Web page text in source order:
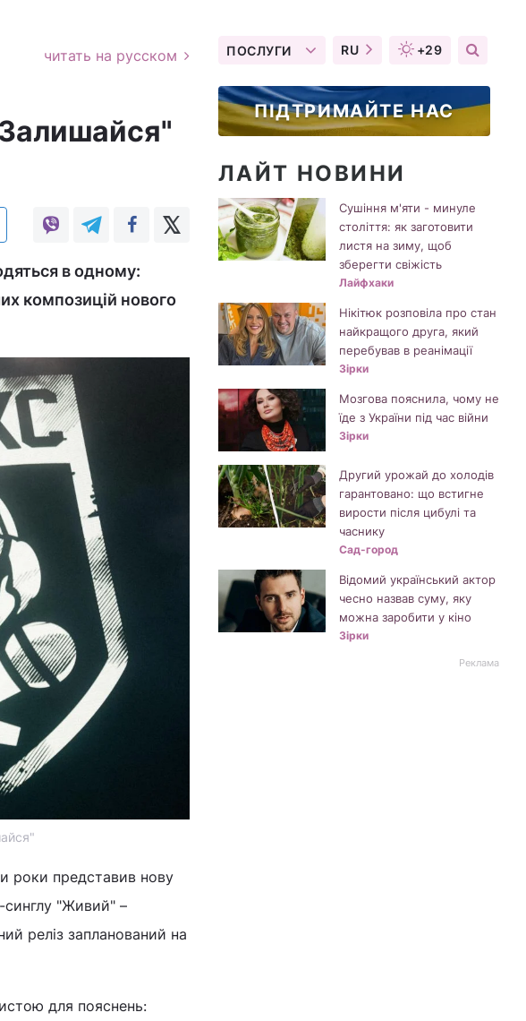
читать на русском
в одному:
композицій нового
роки представив нову
синглу "Живий" –
реліз запланований на
для пояснень:
ПОСЛУГИ RU +29
ПІДТРИМАЙТЕ НАС
ЛАЙТ НОВИНИ
Сушіння м'яти - минуле
століття: як заготовити
листя на зиму, щоб
зберегти свіжість
Лайфхаки
Нікітюк розповіла про стан
найкращого друга, який
перебував в реанімації
Зірки
Мозгова пояснила, чому не
їде з України під час війни
Зірки
Другий урожай до холодів
гарантовано: що встигне
вирости після цибулі та
часнику
Сад-город
Відомий український актор
чесно назвав суму, яку
можна заробити у кіно
Зірки
Реклама